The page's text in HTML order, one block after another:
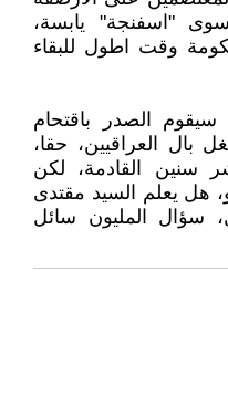
"اسفنجة" يابسة،
وقت اطول للبقاء
الصدر باقتحام
بال العراقيين، حقا،
سنين القادمة، لكن
هل يعلم السيد مقتدى
سؤال المليون سائل